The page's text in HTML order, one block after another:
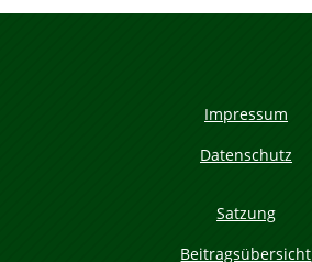
Impressum
Datenschutz
Satzung
Beitragsübersicht